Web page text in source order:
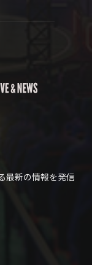
最新の情報を発信